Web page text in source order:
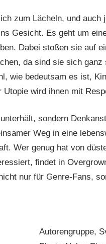
zum Lächeln, und
Gesicht. Es geht um
Dabei stoßen sie auf
da sind sie sich
wie bedeutsam es ist,
wird ihnen mit
sondern
Weg in eine
Wer genug hat von
findet in
nur für Genre-Fans,
Autorengruppe,